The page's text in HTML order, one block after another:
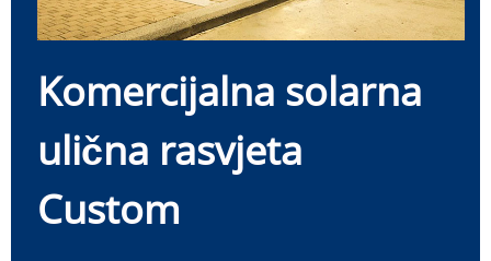
Komercijalna solarna
ulična rasvjeta
Custom